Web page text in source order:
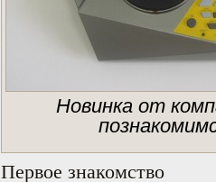
Новинка от
Первое знакомство